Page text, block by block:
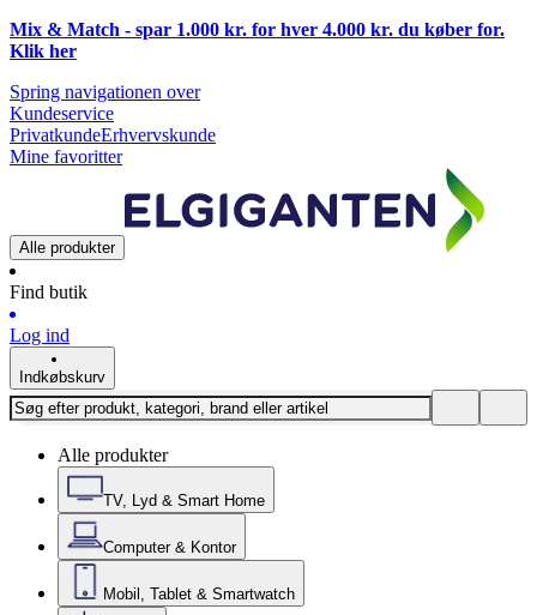
Mix & Match - spar 1.000 kr. for hver 4.000 kr. du køber for.
Klik her
Spring navigationen over
Kundeservice
PrivatkundeErhvervskunde
Mine favoritter
Alle produkter
Find butik
Log ind
Indkøbskurv
Alle produkter
TV, Lyd & Smart Home
Computer & Kontor
Mobil, Tablet & Smartwatch